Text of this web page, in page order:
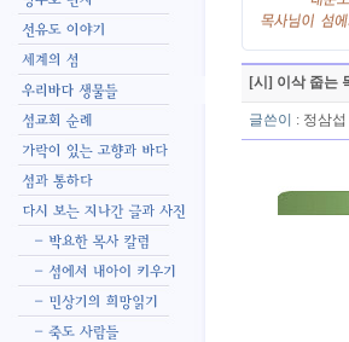
[시] 이삭 줍는
글쓴이 : 정삼섭